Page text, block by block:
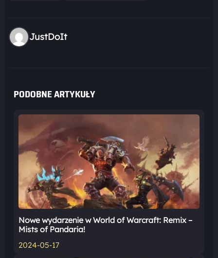
JustDoIt
PODOBNE ARTYKUŁY
Nowe wydarzenie w World of Warcraft: Remix –
Mists of Pandaria!
2024-05-17